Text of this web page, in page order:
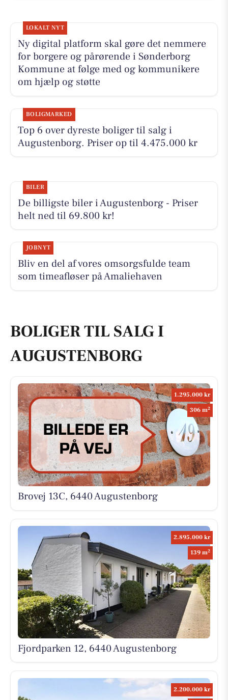
LOKALT NYT
Ny digital platform skal gøre det nemmere
for borgere og pårørende i Sønderborg
Kommune at følge med og kommunikere
om hjælp og støtte
BOLIGMARKED
Top 6 over dyreste boliger til salg i
Augustenborg. Priser op til 4.475.000 kr
BILER
De billigste biler i Augustenborg - Priser
helt ned til 69.800 kr!
JOBNYT
Bliv en del af vores omsorgsfulde team
som timeafløser på Amaliehaven
BOLIGER TIL SALG I
AUGUSTENBORG
1.295.000 kr
306 m2
Brovej 13C, 6440 Augustenborg
2.895.000 kr
139 m2
Fjordparken 12, 6440 Augustenborg
2.200.000 kr